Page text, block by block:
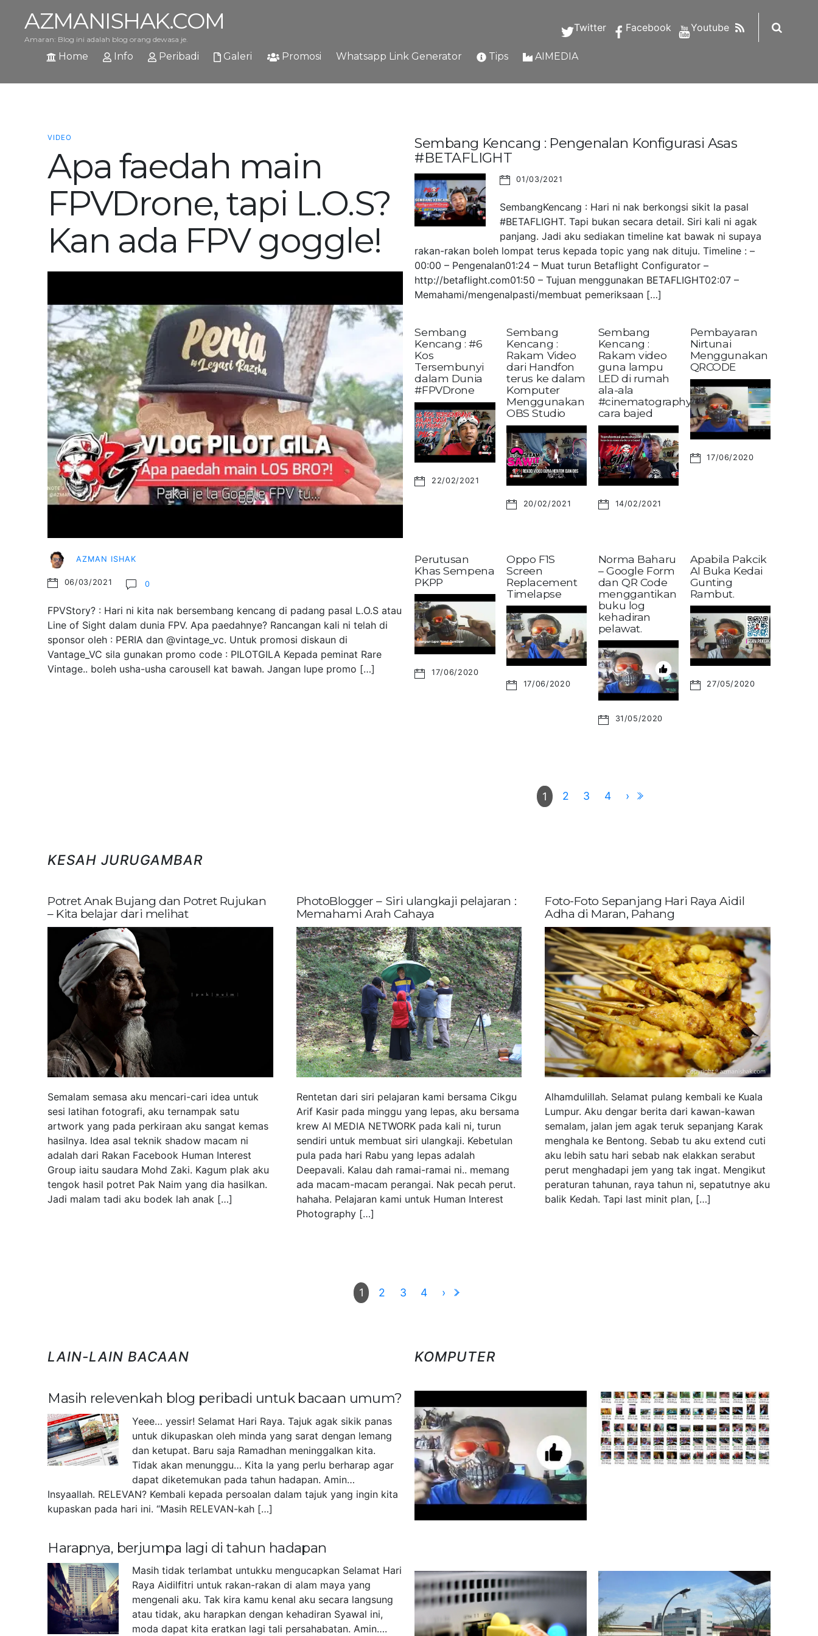
AZMANISHAK.COM
Amaran: Blog ini adalah blog orang dewasa je.
Twitter Facebook Youtube RSS
Home Info Peribadi Galeri Promosi Whatsapp Link Generator Tips AIMEDIA
VIDEO
Apa faedah main
FPVDrone, tapi L.O.S?
Kan ada FPV goggle!
AZMAN ISHAK
06/03/2021 0
FPVStory? : Hari ni kita nak bersembang kencang di padang pasal L.O.S atau
Line of Sight dalam dunia FPV. Apa paedahnye? Rancangan kali ni telah di
sponsor oleh : PERIA dan @vintage_vc. Untuk promosi diskaun di
Vantage_VC sila gunakan promo code : PILOTGILA Kepada peminat Rare
Vintage.. boleh usha-usha carousell kat bawah. Jangan lupe promo […]
Sembang Kencang : Pengenalan Konfigurasi Asas
#BETAFLIGHT
01/03/2021
SembangKencang : Hari ni nak berkongsi sikit la pasal
#BETAFLIGHT. Tapi bukan secara detail. Siri kali ni agak
panjang. Jadi aku sediakan timeline kat bawak ni supaya
rakan-rakan boleh lompat terus kepada topic yang nak dituju. Timeline : –
00:00 – Pengenalan01:24 – Muat turun Betaflight Configurator –
http://betaflight.com01:50 – Tujuan menggunakan BETAFLIGHT02:07 –
Memahami/mengenalpasti/membuat pemeriksaan […]
Sembang
Kencang : #6
Kos
Tersembunyi
dalam Dunia
#FPVDrone
22/02/2021
Sembang
Kencang :
Rakam Video
dari Handfon
terus ke dalam
Komputer
Menggunakan
OBS Studio
20/02/2021
Sembang
Kencang :
Rakam video
guna lampu
LED di rumah
ala-ala
#cinematography?
cara bajed
14/02/2021
Pembayaran
Nirtunai
Menggunakan
QRCODE
17/06/2020
Perutusan
Khas Sempena
PKPP
17/06/2020
Oppo F1S
Screen
Replacement
Timelapse
17/06/2020
Norma Baharu
– Google Form
dan QR Code
menggantikan
buku log
kehadiran
pelawat.
31/05/2020
Apabila Pakcik
AI Buka Kedai
Gunting
Rambut.
27/05/2020
1 2 3 4 ›
KESAH JURUGAMBAR
Potret Anak Bujang dan Potret Rujukan
– Kita belajar dari melihat
Semalam semasa aku mencari-cari idea untuk
sesi latihan fotografi, aku ternampak satu
artwork yang pada perkiraan aku sangat kemas
hasilnya. Idea asal teknik shadow macam ni
adalah dari Rakan Facebook Human Interest
Group iaitu saudara Mohd Zaki. Kagum plak aku
tengok hasil potret Pak Naim yang dia hasilkan.
Jadi malam tadi aku bodek lah anak […]
PhotoBlogger – Siri ulangkaji pelajaran :
Memahami Arah Cahaya
Rentetan dari siri pelajaran kami bersama Cikgu
Arif Kasir pada minggu yang lepas, aku bersama
krew AI MEDIA NETWORK pada kali ni, turun
sendiri untuk membuat siri ulangkaji. Kebetulan
pula pada hari Rabu yang lepas adalah
Deepavali. Kalau dah ramai-ramai ni.. memang
ada macam-macam perangai. Nak pecah perut.
hahaha. Pelajaran kami untuk Human Interest
Photography […]
Foto-Foto Sepanjang Hari Raya Aidil
Adha di Maran, Pahang
Alhamdulillah. Selamat pulang kembali ke Kuala
Lumpur. Aku dengar berita dari kawan-kawan
semalam, jalan jem agak teruk sepanjang Karak
menghala ke Bentong. Sebab tu aku extend cuti
aku lebih satu hari sebab nak elakkan serabut
perut menghadapi jem yang tak ingat. Mengikut
peraturan tahunan, raya tahun ni, sepatutnye aku
balik Kedah. Tapi last minit plan, […]
1 2 3 4 ›
LAIN-LAIN BACAAN
Masih relevenkah blog peribadi untuk bacaan umum?
Yeee… yessir! Selamat Hari Raya. Tajuk agak sikik panas
untuk dikupaskan oleh minda yang sarat dengan lemang
dan ketupat. Baru saja Ramadhan meninggalkan kita.
Tidak akan menunggu… Kita la yang perlu berharap agar
dapat diketemukan pada tahun hadapan. Amin…
Insyaallah. RELEVAN? Kembali kepada persoalan dalam tajuk yang ingin kita
kupaskan pada hari ini. “Masih RELEVAN-kah […]
Harapnya, berjumpa lagi di tahun hadapan
Masih tidak terlambat untukku mengucapkan Selamat Hari
Raya Aidilfitri untuk rakan-rakan di alam maya yang
mengenali aku. Tak kira kamu kenal aku secara langsung
atau tidak, aku harapkan dengan kehadiran Syawal ini,
moda dapat kita eratkan lagi tali persahabatan. Amin….
KOMPUTER